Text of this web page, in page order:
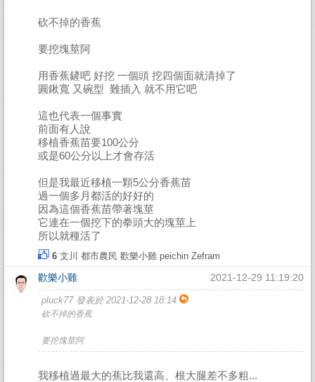
砍不掉的香蕉
要挖塊莖阿
用香蕉鏟吧 好挖 一個頭 挖四個面就清掉了
圓鍬寬 又碗型 難插入 就不用它吧
這也代表一個事實
前面有人說
移植香蕉苗要100公分
或是60公分以上才會存活
但是我最近移植一顆5公分香蕉苗
過一個多月都活的好好的
因為這個香蕉苗帶著塊莖
它連在一個挖下的拳頭大的塊莖上
所以就種活了
6 文川 都市農民 歡樂小雞 peichin Zefram
歡樂小雞 2021-12-29 11:19:20
pluck77 發表於 2021-12-28 18:14
砍不掉的香蕉
要挖塊莖阿
我移植過最大的蕉比我還高、根大腿差不多粗...